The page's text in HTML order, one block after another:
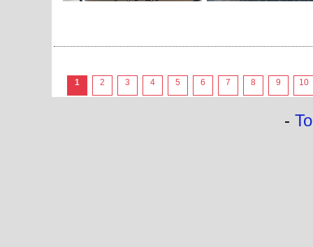
1 2 3 4 5 6 7 8 9 10
-